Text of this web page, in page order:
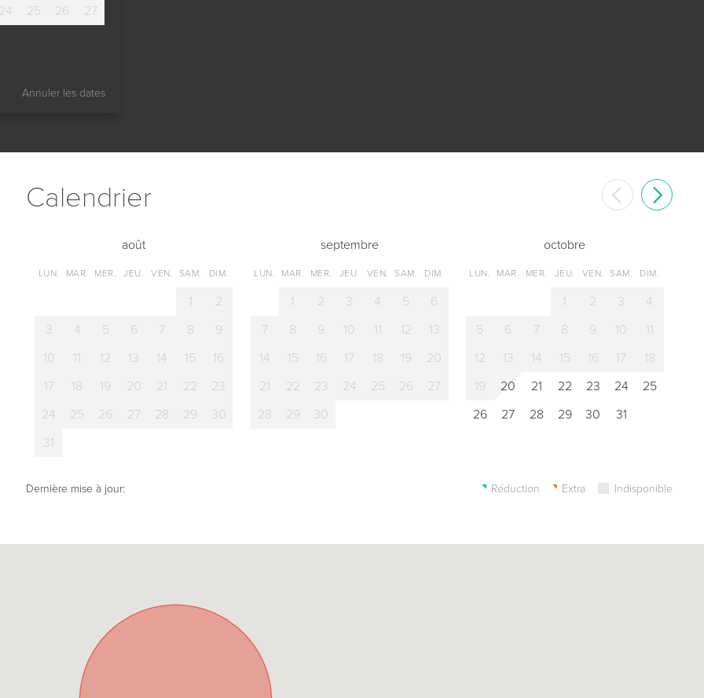
24 25 26
27
Annuler les dates
Сalendrier
août
LUN. MAR. MER. JEU. VEN. SAM. DIM.
1
2
3
4 5 6 7 8
9
10
11 12 13 14 15
16
17
18 19 20 21 22
23
24
25 26 27 28 29
30
31
septembre
LUN. MAR. MER. JEU. VEN. SAM. DIM.
1 2 3 4 5
6
7
8 9 10 11 12
13
14
15 16 17 18 19
20
21
22 23 24 25 26
27
28
29 30
octobre
LUN. MAR. MER. JEU. VEN. SAM. DIM.
1 2 3
4
5
6 7 8 9 10
11
12
13 14 15 16 17
18
19
20 21 22 23 24
25
26
27 28 29 30 31
Dernière mise à jour: Réduction Extra Indisponible